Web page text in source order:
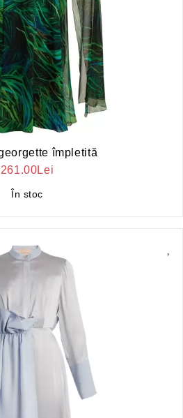
împletită
261.00Lei
În stoc